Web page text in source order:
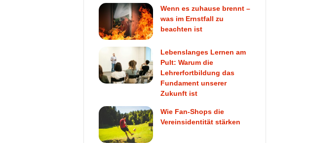
Wenn es zuhause brennt –
was im Ernstfall zu
beachten ist
Lebenslanges Lernen am
Pult: Warum die
Lehrerfortbildung das
Fundament unserer
Zukunft ist
Wie Fan-Shops die
Vereinsidentität stärken